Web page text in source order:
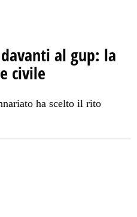
al gup: la
civile
ha scelto il rito